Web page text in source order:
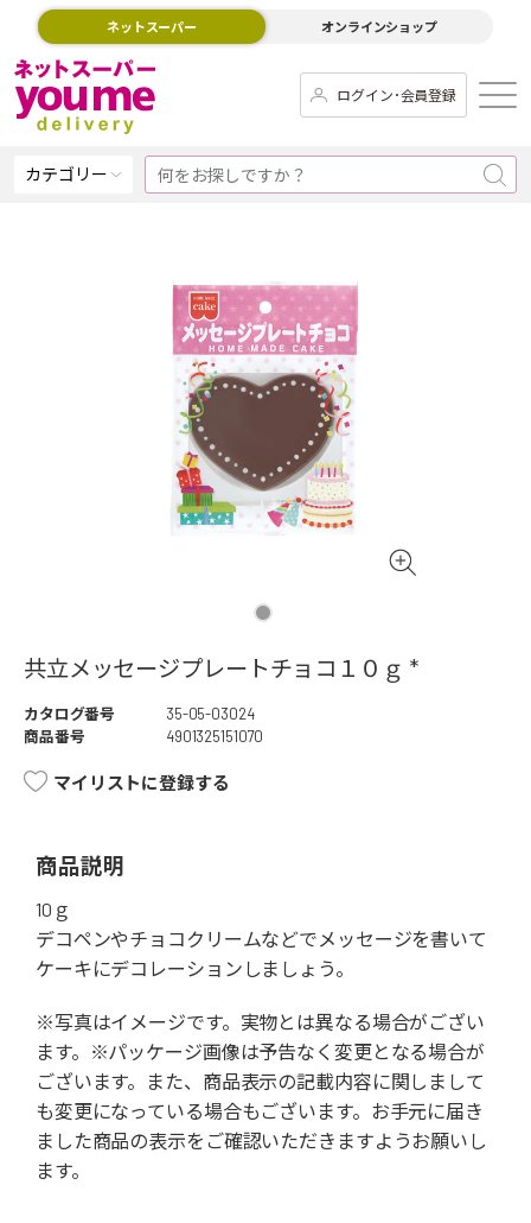
ネットスーパー オンラインショップ
ログイン･会員登録
カテゴリー
共立メッセージプレートチョコ１０ｇ *
カタログ番号
35-05-03024
商品番号
4901325151070
マイリストに登録する
商品説明
10ｇ
デコペンやチョコクリームなどでメッセージを書いて
ケーキにデコレーションしましょう。
※写真はイメージです。実物とは異なる場合がござい
ます。※パッケージ画像は予告なく変更となる場合が
ございます。また、商品表示の記載内容に関しまして
も変更になっている場合もございます。お手元に届き
ました商品の表示をご確認いただきますようお願いし
ます。